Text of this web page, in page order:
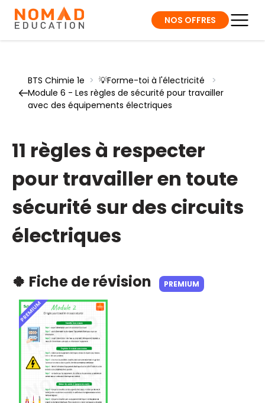
NOS OFFRES
BTS Chimie 1e > 💡Forme-toi à l'électricité
>
Module 6 - Les règles de sécurité pour travailler
avec des équipements électriques
11 règles à respecter
pour travailler en toute
sécurité sur des circuits
électriques
🍀 Fiche de révision PREMIUM
PREMIUM